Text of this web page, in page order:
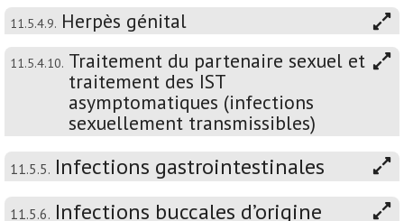
11.5.4.9. Herpès génital
11.5.4.10. Traitement du partenaire sexuel et
traitement des IST
asymptomatiques (infections
sexuellement transmissibles)
11.5.5. Infections gastrointestinales
11.5.6. Infections buccales d’origine